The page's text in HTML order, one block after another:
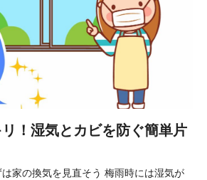
！湿気とカビを防ぐ簡単片
家の換気を見直そう 梅雨時には湿気が